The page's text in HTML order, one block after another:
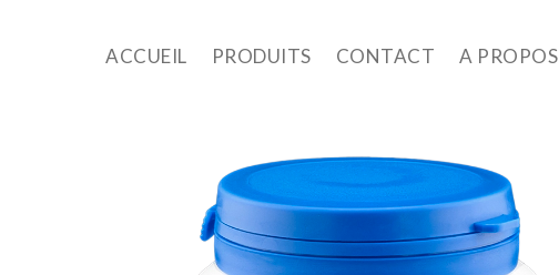
ACCUEIL PRODUITS CONTACT A PROPOS